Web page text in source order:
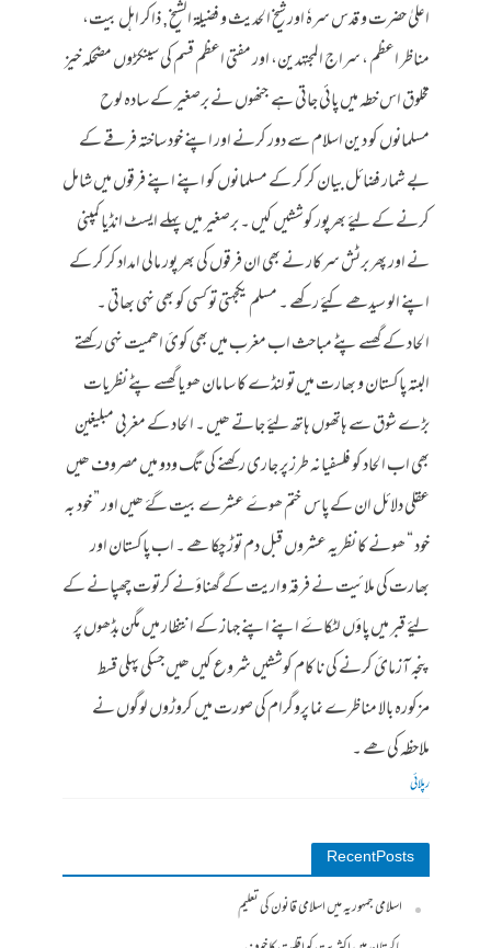
اعلیٰ حضرت و قدس سرہٗ اور شیخ الحدیث و فضیلۃ الشیخ , ذاکر اہل بیت،
مناظر اعظم ، سراج المجتہدین، اور مفتی اعظم قسم کی سینکڑوں مضحکہ خیز
مخلوق اس خطہ میں پائی جاتی ہے جنھوں نے برصغیر کے سادہ لوح
مسلمانوں کو دین اسلام سے دور کرنے اور اپنے خود ساختہ فرقے کے
بے شمار فضائل بیان کر کر کے مسلمانوں کو اپنے اپنے فرقوں میں شامل
کرنے کے لیۓ بھرپور کوششیں کیں ۔ برصغیر میں پہلے ایسٹ انڈیا کمپنی
نے اور پھر برٹش سرکار نے بھی ان فرقوں کی بھر پور مالی امداد کر کر کے
اپنے الو سیدھے کیۓ رکھے ۔ مسلم یکجہتی تو کسی کو بھی نہی بھاتی ۔
الحاد کے گھسے پٹے مباحث اب مغرب میں بھی کوئ اھمیت نہی رکھتے
البتہ پاکستان و بھارت میں تو لنڈے کا سامان ھو یا گھسے پٹے نظریات
بڑے شوق سے ہاتھوں ہاتھ لیۓ جاتے ھیں ۔ الحاد کے مغربی مبلیغین
بھی اب الحاد کو فلسفیانہ طرز پر جاری رکھنے کی تگ ودو میں مصروف ھیں
عقلی دلائل ان کے پاس ختم ھوۓ عشرے بیت گۓ ھیں اور ” خود بہ
خود “ ھونے کا نظریہ عشروں قبل دم توڑ چکا ھے ۔ اب پاکستان اور
بھارت کی ملائیت نے فرقہ واریت کے گھناؤنے کرتوت چھپانے کے
لیۓ قبر میں پاؤں لٹکاۓ اپنے اپنے جہاز کے انتظار میں مگن بڈھوں پر
پنجہ آزمائ کرنے کی نا کام کوششیں شروع کیں ھیں جسکی پہلی قسط
مزکورہ بالا مناظرے نما پروگرام کی صورت میں کروڑوں لوگوں نے
ملاحظہ کی ھے ۔
رپلائی
Recent Posts
اسلامی جمہوریہ میں اسلامی قانون کی تعلیم